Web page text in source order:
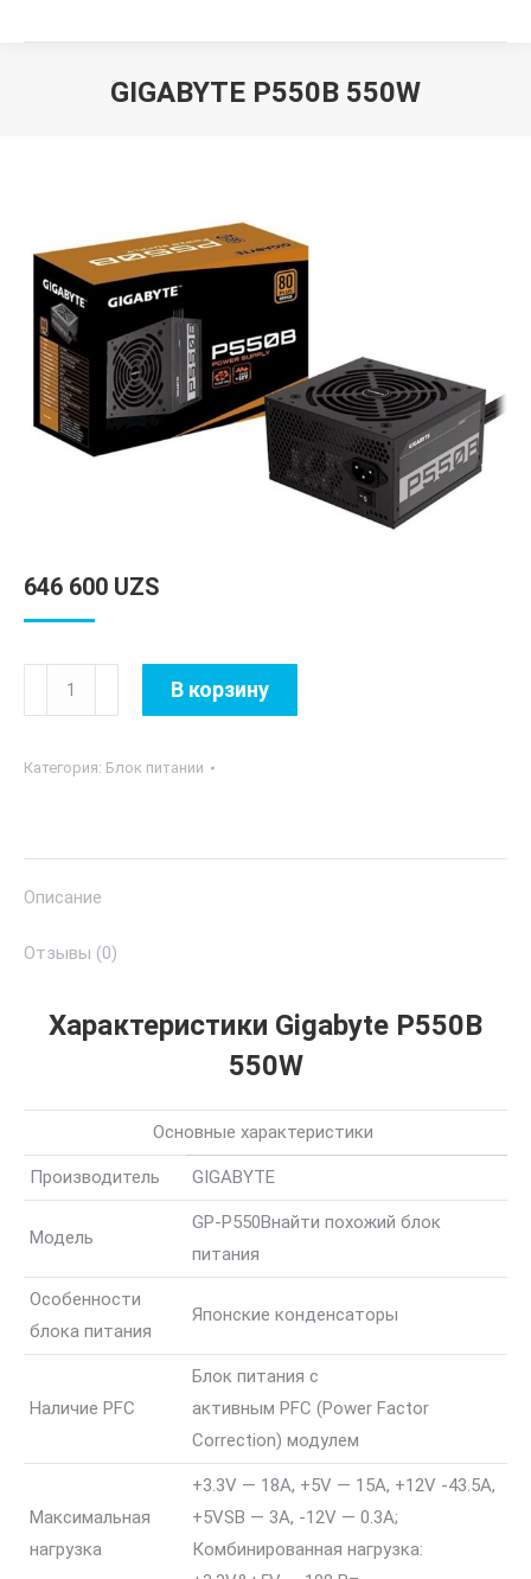
GIGABYTE P550B 550W
646 600 UZS
Количество
товара
P550B
В корзину
Категория: Блок питании
Описание
Отзывы (0)
Характеристики Gigabyte P550B
550W
Основные характеристики
Производитель GIGABYTE
Модель
GP-P550Bнайти похожий блок
питания
Особенности
блока питания
Японские конденсаторы
Наличие PFC
Блок питания с
активным PFC (Power Factor
Correction) модулем
Максимальная
нагрузка
+3.3V — 18A, +5V — 15A, +12V -43.5A,
+5VSB — 3A, -12V — 0.3A;
Комбинированная нагрузка: